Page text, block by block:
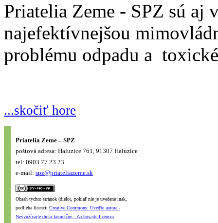
Priatelia Zeme - SPZ sú aj
najefektívnejšou
problému odpadu a
...skočiť hore
Priatelia Zeme – SPZ
poštová adresa: Haluzice 761, 91307 Haluzice
tel: 0903 77 23 23
e-mail: spz@priateliazeme.sk
Obsah týchto stránok (dielo), pokiaľ nie je uvedené inak,
podlieha licencii Creative Commons: Uveďte autora -
Nevyužívajte dielo komerčne - Zachovajte licenciu